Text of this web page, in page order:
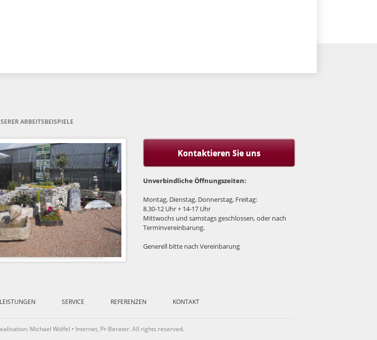
ARBEITSBEISPIELE
Kontaktieren Sie uns
Unverbindliche Öffnungszeiten:
Montag, Dienstag, Donnerstag, Freitag:
8.30-12 Uhr + 14-17 Uhr
Mittwochs und samstags geschlossen, oder nach
Terminvereinbarung.
Generell bitte nach Vereinbarung
LEISTUNGEN SERVICE REFERENZEN KONTAKT
Michael Wölfel • Internet, Pr-Berater. All rights reserved.